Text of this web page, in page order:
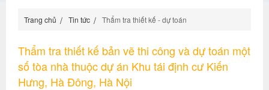
Trang chủ Tin tức Thẩm tra thiết kế - dự toán
Thẩm tra thiết kế bản vẽ thi công và dự toán một
số tòa nhà thuộc dự án Khu tái định cư Kiến
Hưng, Hà Đông, Hà Nội